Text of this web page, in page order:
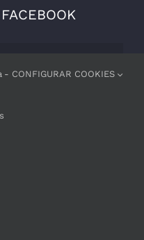
Facebook
cargarse.
- CONFIGURAR COOKIES